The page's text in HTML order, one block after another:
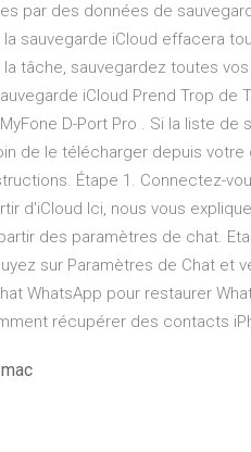
par des données de
sauvegarde iCloud effacera
tâche, sauvegardez toutes
iCloud Prend Trop de
D-Port Pro . Si la liste de
de le télécharger depuis
Étape 1. Connectez-
d'iCloud Ici, nous vous
des paramètres de chat.
sur Paramètres de Chat et
WhatsApp pour restaurer
récupérer des contacts